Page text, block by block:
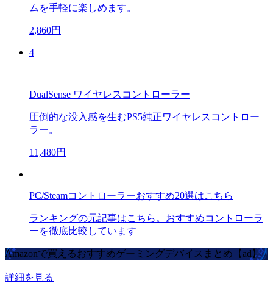
ムを手軽に楽しめます。
2,860円
4
DualSense ワイヤレスコントローラー
圧倒的な没入感を生むPS5純正ワイヤレスコントロー
ラー。
11,480円
PC/Steamコントローラーおすすめ20選はこちら
ランキングの元記事はこちら。おすすめコントローラ
ーを徹底比較しています
Amazonで買えるおすすめゲーミングデバイスまとめ【ad】
詳細を見る